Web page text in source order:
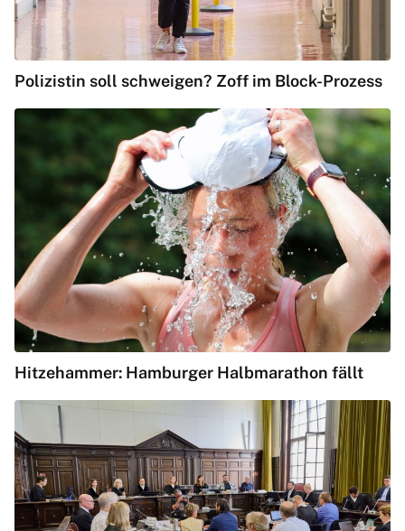
Polizistin soll schweigen? Zoff im Block-Prozess
Hitzehammer: Hamburger Halbmarathon fällt